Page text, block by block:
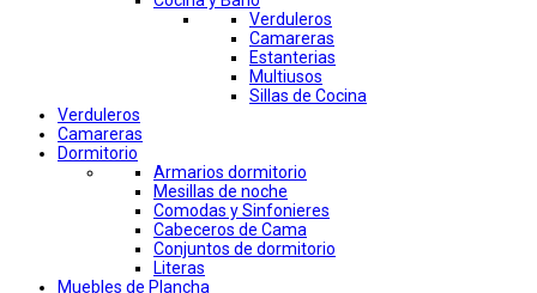
Verduleros
Camareras
Estanterias
Multiusos
Sillas de Cocina
Verduleros
Camareras
Dormitorio
Armarios dormitorio
Mesillas de noche
Comodas y Sinfonieres
Cabeceros de Cama
Conjuntos de dormitorio
Literas
Muebles de Plancha